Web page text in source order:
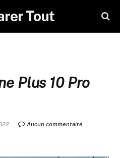
Tout
Plus 10 Pro
Aucun commentaire